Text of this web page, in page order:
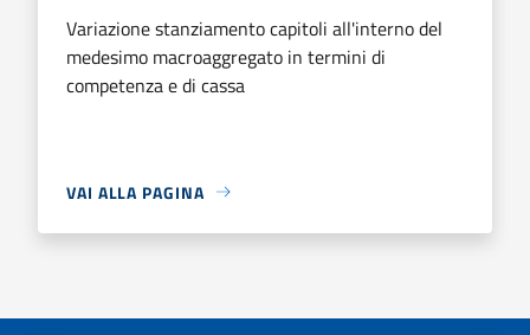
Variazione stanziamento capitoli all'interno del
medesimo macroaggregato in termini di
competenza e di cassa
VAI ALLA PAGINA